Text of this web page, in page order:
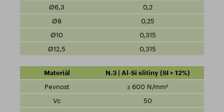
0,2
0,25
0,315
0,315
N.3 | Al-Si slitiny (SI > 12%)
≤ 600 N/mm²
50